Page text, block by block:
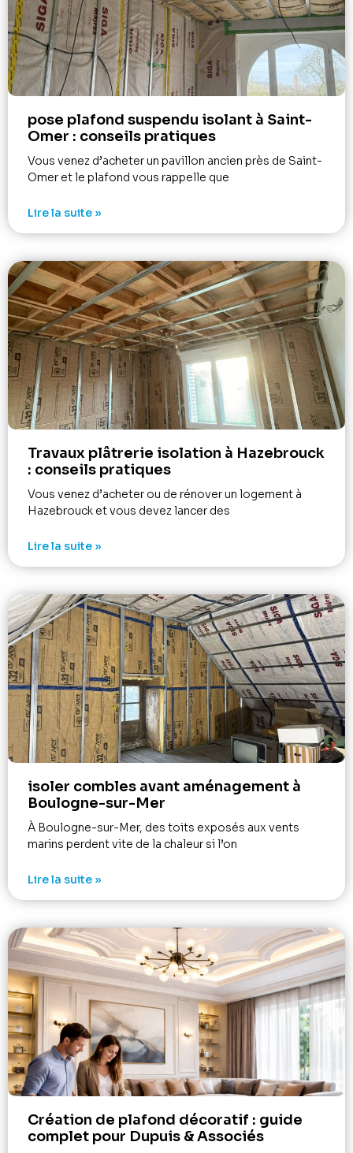
pose plafond suspendu isolant à Saint-
Omer : conseils pratiques
Vous venez d’acheter un pavillon ancien près de Saint-
Omer et le plafond vous rappelle que
Lire la suite »
Travaux plâtrerie isolation à Hazebrouck
: conseils pratiques
Vous venez d’acheter ou de rénover un logement à
Hazebrouck et vous devez lancer des
Lire la suite »
isoler combles avant aménagement à
Boulogne-sur-Mer
À Boulogne-sur-Mer, des toits exposés aux vents
marins perdent vite de la chaleur si l’on
Lire la suite »
Création de plafond décoratif : guide
complet pour Dupuis & Associés